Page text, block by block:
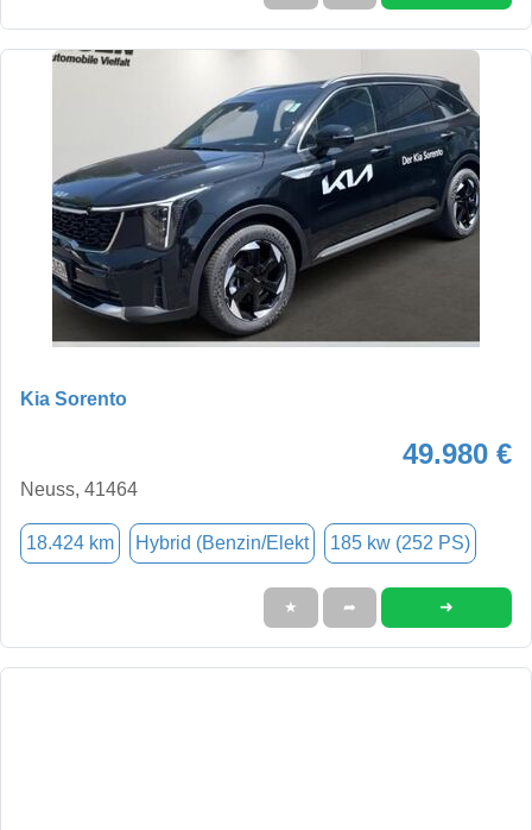
Kia Sorento
49.980 €
Neuss, 41464
18.424 km Hybrid (Benzin/Elekt 185 kw (252 PS)
★ ➦ ➜